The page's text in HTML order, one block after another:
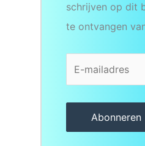
schrijven op dit
te ontvangen
-
m
Abonneren